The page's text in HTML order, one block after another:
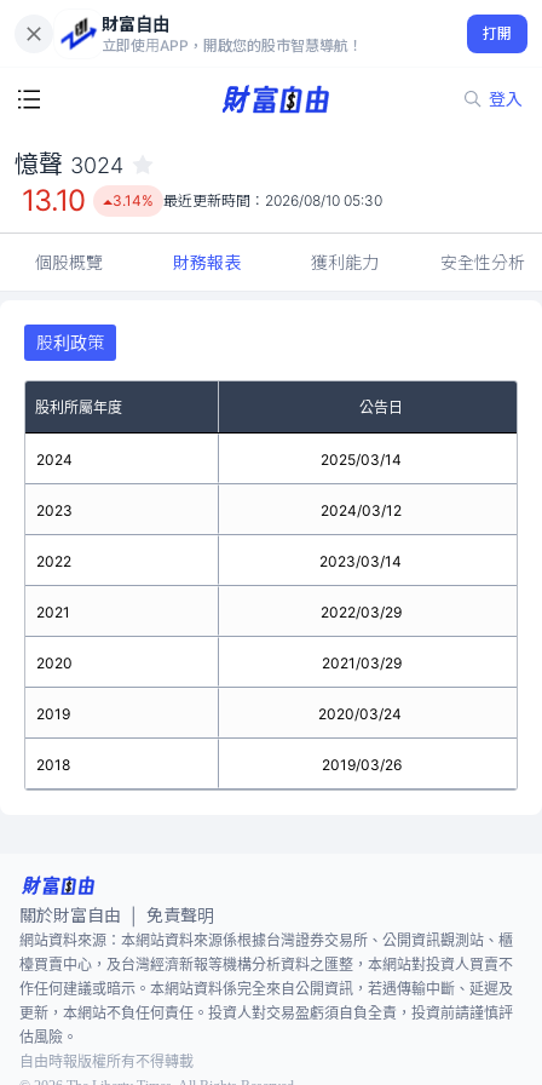
財富自由
立即使用APP，開啟您的股市智慧導航！
打開
登入
13.10
3.14%
憶聲 3024
13.10 3.14% 最近更新時間： 2026/08/10 05:30
個股概覽 財務報表 獲利能力 安全性分析
股利政策
股利所屬年度 公告日
2024
2023
2022
2021
2020
2019
2018
2025/03/14
2024/03/12
2023/03/14
2022/03/29
2021/03/29
2020/03/24
2019/03/26
關於財富自由 免責聲明
網站資料來源：本網站資料來源係根據台灣證券交易所、公開資訊觀測站、櫃
檯買賣中心，及台灣經濟新報等機構分析資料之匯整，本網站對投資人買賣不
作任何建議或暗示。本網站資料係完全來自公開資訊，若遇傳輸中斷、延遲及
更新，本網站不負任何責任。投資人對交易盈虧須自負全責，投資前請謹慎評
估風險。
自由時報版權所有不得轉載